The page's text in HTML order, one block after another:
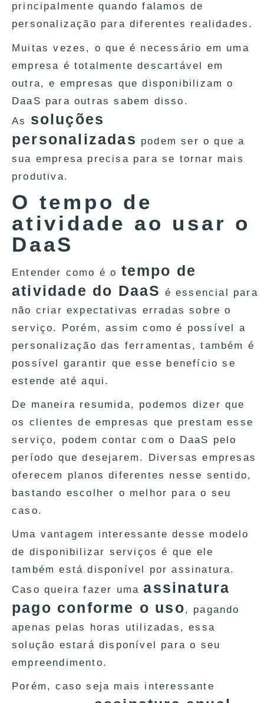
principalmente quando falamos de
personalização para diferentes realidades.
Muitas vezes, o que é necessário em uma
empresa é totalmente descartável em
outra, e empresas que disponibilizam o
DaaS para outras sabem disso.
As soluções
personalizadas podem ser o que a
sua empresa precisa para se tornar mais
produtiva.
O tempo de
atividade ao usar o
DaaS
Entender como é o tempo de
atividade do DaaS é essencial para
não criar expectativas erradas sobre o
serviço. Porém, assim como é possível a
personalização das ferramentas, também é
possível garantir que esse benefício se
estende até aqui.
De maneira resumida, podemos dizer que
os clientes de empresas que prestam esse
serviço, podem contar com o DaaS pelo
período que desejarem. Diversas empresas
oferecem planos diferentes nesse sentido,
bastando escolher o melhor para o seu
caso.
Uma vantagem interessante desse modelo
de disponibilizar serviços é que ele
também está disponível por assinatura.
Caso queira fazer umaassinatura
pago conforme o uso, pagando
apenas pelas horas utilizadas, essa
solução estará disponível para o seu
empreendimento.
Porém, caso seja mais interessante